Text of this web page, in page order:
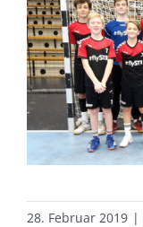
28. Februar 2019 |